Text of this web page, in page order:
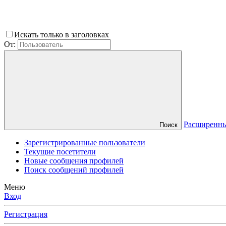
Искать только в заголовках
От:
Поиск
Зарегистрированные пользователи
Текущие посетители
Новые сообщения профилей
Поиск сообщений профилей
Меню
Вход
Регистрация